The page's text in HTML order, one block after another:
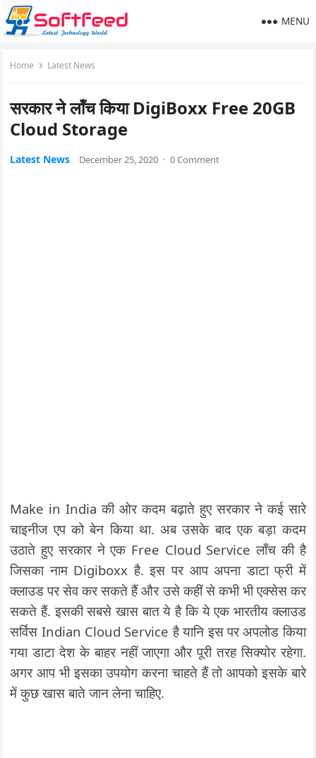
MENU
Home Latest News
सरकार ने लॉंच किया DigiBoxx Free 20GB
Cloud Storage
Latest News December 25, 2020 · 0 Comment
Make in India की ओर कदम बढ़ाते हुए सरकार ने कई सारे
चाइनीज एप को बेन किया था. अब उसके बाद एक बड़ा कदम
उठाते हुए सरकार ने एक Free Cloud Service लॉंच की है
जिसका नाम Digiboxx है. इस पर आप अपना डाटा फ्री में
क्लाउड पर सेव कर सकते हैं और उसे कहीं से कभी भी एक्सेस कर
सकते हैं. इसकी सबसे खास बात ये है कि ये एक भारतीय क्लाउड
सर्विस Indian Cloud Service है यानि इस पर अपलोड किया
गया डाटा देश के बाहर नहीं जाएगा और पूरी तरह सिक्योर रहेगा.
अगर आप भी इसका उपयोग करना चाहते हैं तो आपको इसके बारे
में कुछ खास बाते जान लेना चाहिए.